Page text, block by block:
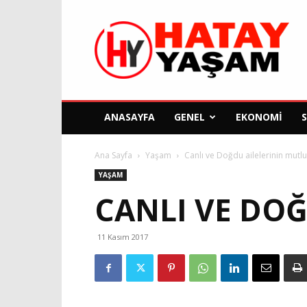
Hatay
Yaşam
Gazetesi
ANASAYFA GENEL EKONOMI
Ana Sayfa Yaşam Canlı ve Doğdu ailelerinin
YAŞAM
CANLI VE
11 Kasım 2017